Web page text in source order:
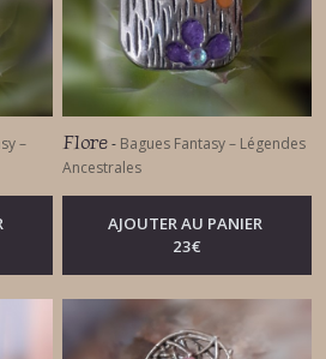
–
Flore- Bagues Fantasy – Légendes
Ancestrales
AJOUTER AU PANIER
23€